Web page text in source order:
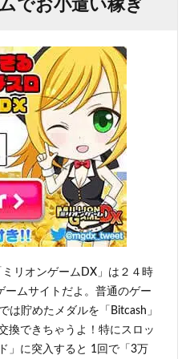
でお小遣い稼ぎ
リオンゲームDX」は２４時
ームサイトだよ。普通のゲー
は貯めたメダルを「Bitcash」
換できちゃうよ！特にスロッ
」に突入すると 1回で「3万